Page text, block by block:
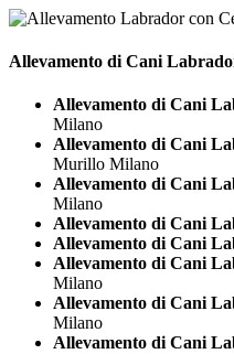
Allevamento di Cani
Allevamento di Cani
Milano
Allevamento di Cani
Murillo Milano
Allevamento di Cani
Milano
Allevamento di Cani
Allevamento di Cani
Allevamento di Cani
Milano
Allevamento di Cani
Milano
Allevamento di Cani